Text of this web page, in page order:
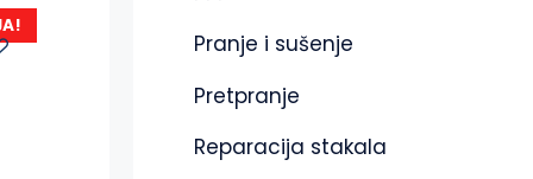
Pranje i sušenje
Pretpranje
Reparacija stakala